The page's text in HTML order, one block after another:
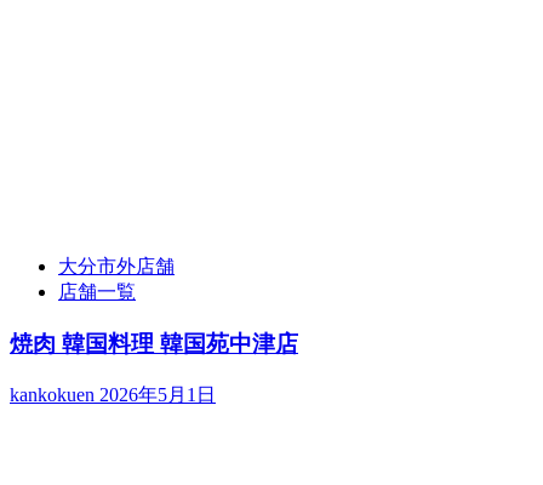
大分市外店舗
店舗一覧
焼肉 韓国料理 韓国苑中津店
kankokuen 2026年5月1日